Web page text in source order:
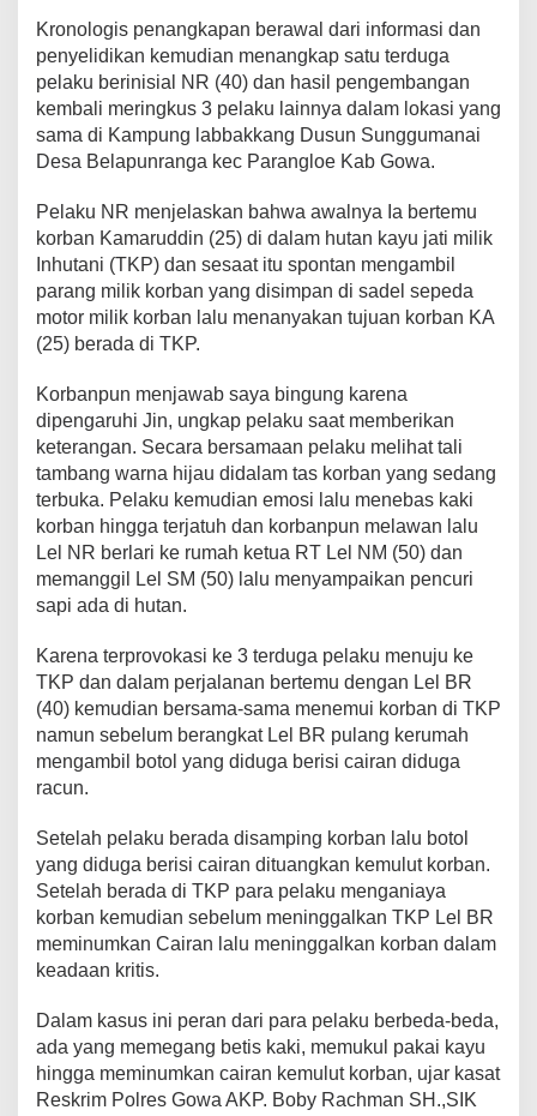
n
,
A
a
r
a
P
l
r
e
s
a
R
i
g
k
u
s
E
t
T
e
r
d
u
P
e
l
a
k
u
Kronologis penangkapan berawal dari informasi dan
penyelidikan kemudian menangkap satu terduga
pelaku berinisial NR (40) dan hasil pengembangan
kembali meringkus 3 pelaku lainnya dalam lokasi yang
sama di Kampung labbakkang Dusun Sunggumanai
Desa Belapunranga kec Parangloe Kab Gowa.
Pelaku NR menjelaskan bahwa awalnya Ia bertemu
korban Kamaruddin (25) di dalam hutan kayu jati milik
Inhutani (TKP) dan sesaat itu spontan mengambil
parang milik korban yang disimpan di sadel sepeda
motor milik korban lalu menanyakan tujuan korban KA
(25) berada di TKP.
Korbanpun menjawab saya bingung karena
dipengaruhi Jin, ungkap pelaku saat memberikan
keterangan. Secara bersamaan pelaku melihat tali
tambang warna hijau didalam tas korban yang sedang
terbuka. Pelaku kemudian emosi lalu menebas kaki
korban hingga terjatuh dan korbanpun melawan lalu
Lel NR berlari ke rumah ketua RT Lel NM (50) dan
memanggil Lel SM (50) lalu menyampaikan pencuri
sapi ada di hutan.
Karena terprovokasi ke 3 terduga pelaku menuju ke
TKP dan dalam perjalanan bertemu dengan Lel BR
(40) kemudian bersama-sama menemui korban di TKP
namun sebelum berangkat Lel BR pulang kerumah
mengambil botol yang diduga berisi cairan diduga
racun.
Setelah pelaku berada disamping korban lalu botol
yang diduga berisi cairan dituangkan kemulut korban.
Setelah berada di TKP para pelaku menganiaya
korban kemudian sebelum meninggalkan TKP Lel BR
meminumkan Cairan lalu meninggalkan korban dalam
keadaan kritis.
Dalam kasus ini peran dari para pelaku berbeda-beda,
ada yang memegang betis kaki, memukul pakai kayu
hingga meminumkan cairan kemulut korban, ujar kasat
Reskrim Polres Gowa AKP. Boby Rachman SH.,SIK